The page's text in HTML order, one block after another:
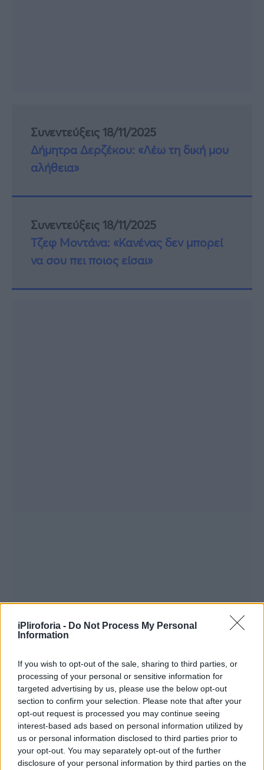
iPliroforia - Do Not Process My Personal
Information
If you wish to opt-out of the sale, sharing to third parties, or
processing of your personal or sensitive information for
targeted advertising by us, please use the below opt-out
section to confirm your selection. Please note that after your
opt-out request is processed you may continue seeing
interest-based ads based on personal information utilized by
us or personal information disclosed to third parties prior to
your opt-out. You may separately opt-out of the further
disclosure of your personal information by third parties on the
Συνεντεύξεις 18/11/2025
Δήμητρα Δερζέκου: «Λέω τη δική μου
αλήθεια»
Συνεντεύξεις 18/11/2025
Τζεφ Μοντάνα: «Κανένας δεν μπορεί
να σου πει ποιος είσαι»
Δείτε το βίντεο που είναι
αφιερωμένο στους Έλληνες
ναυτικούς: